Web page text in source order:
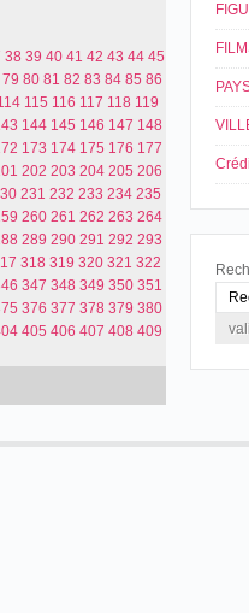
38 39 40 41 42 43 44 45
79 80 81 82 83 84 85 86
115 116 117 118 119
144 145 146 147 148
173 174 175 176 177
202 203 204 205 206
231 232 233 234 235
260 261 262 263 264
289 290 291 292 293
318 319 320 321 322
347 348 349 350 351
376 377 378 379 380
405 406 407 408 409